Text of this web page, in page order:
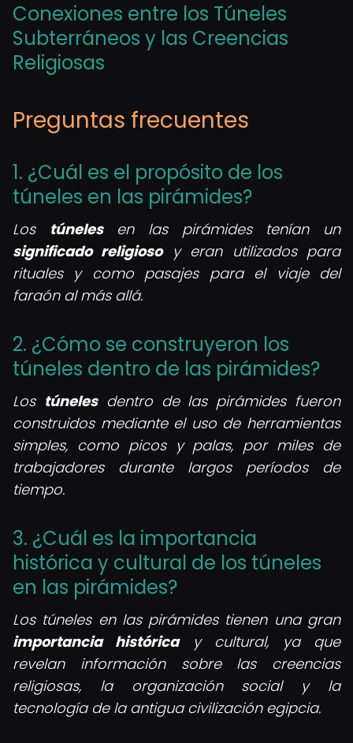
Conexiones entre los Túneles
Subterráneos y las Creencias
Religiosas
Preguntas frecuentes
1. ¿Cuál es el propósito de los
túneles en las pirámides?
Los túnelesen las pirámides tenían un
significado religiosoy eran utilizados para
rituales y como pasajes para el viaje del
faraón al más allá.
2. ¿Cómo se construyeron los
túneles dentro de las pirámides?
Los túnelesdentro de las pirámides fueron
construidos mediante el uso de herramientas
simples, como picos y palas, por miles de
trabajadores durante largos períodos de
tiempo.
3. ¿Cuál es la importancia
histórica y cultural de los túneles
en las pirámides?
Los túneles en las pirámides tienen una gran
importancia históricay cultural, ya que
revelan información sobre las creencias
religiosas, la organización social y la
tecnología de la antigua civilización egipcia.